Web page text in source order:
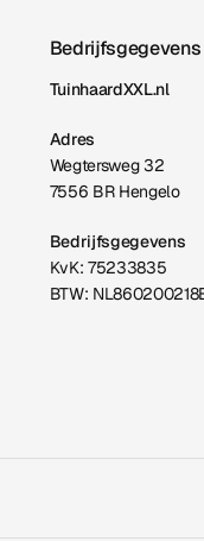
Bedrijfsgegevens
TuinhaardXXL.nl
Adres
Wegtersweg 32
7556 BR Hengelo
Bedrijfsgegevens
KvK: 75233835
BTW: